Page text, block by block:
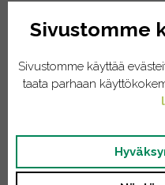
Sivustomme
Sivustomme käyttää
taata parhaan